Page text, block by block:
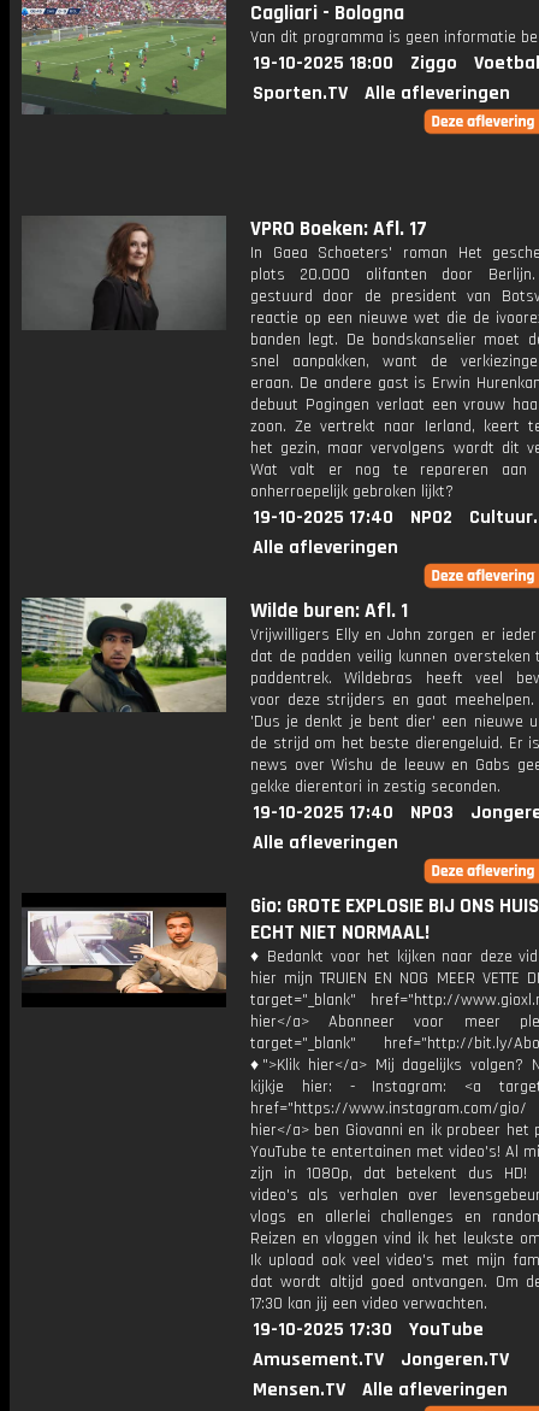
Cagliari - Bologna
Van dit programma is geen informatie
19-10-2025 18:00 Ziggo
Sporten.TV
Alle afleveringen
VPRO Boeken: Afl. 17
In Gaea Schoeters' roman Het
plots 20.000 olifanten door
gestuurd door de president van
reactie op een nieuwe wet die de
banden legt. De bondskanselier moet
snel aanpakken, want de
eraan. De andere gast is Erwin
debuut Pogingen verlaat een vrouw
zoon. Ze vertrekt naar Ierland, keert
het gezin, maar vervolgens wordt dit
Wat valt er nog te repareren aan
onherroepelijk gebroken lijkt?
19-10-2025 17:40 NPO2
Alle afleveringen
Wilde buren: Afl. 1
Vrijwilligers Elly en John zorgen er
dat de padden veilig kunnen oversteken
paddentrek. Wildebras heeft veel
voor deze strijders en gaat meehelpen.
'Dus je denkt je bent dier' een nieuwe
de strijd om het beste dierengeluid. Er
news over Wishu de leeuw en Gabs
gekke dierentori in zestig seconden.
19-10-2025 17:40 NPO3
Alle afleveringen
Gio: GROTE EXPLOSIE BIJ ONS
ECHT NIET NORMAAL!
♦ Bedankt voor het kijken naar deze
hier mijn TRUIEN EN NOG MEER VETTE
target="_blank" href="http://
hier</a> Abonneer voor meer
target="_blank" href="http://bit.ly/
♦">Klik hier</a> Mij dagelijks volgen?
kijkje hier: - Instagram: <a
href="https://www.instagram.com/
hier</a> ben Giovanni en ik probeer het
YouTube te entertainen met video's! Al
zijn in 1080p, dat betekent dus HD!
video's als verhalen over
vlogs en allerlei challenges en
Reizen en vloggen vind ik het leukste
Ik upload ook veel video's met mijn
dat wordt altijd goed ontvangen. Om
17:30 kan jij een video verwachten.
19-10-2025 17:30
YouTube
Amusement.TV
Jongeren.TV
Mensen.TV
Alle afleveringen